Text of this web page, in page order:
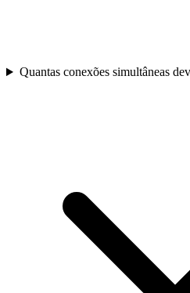
Quantas conexões simultâneas